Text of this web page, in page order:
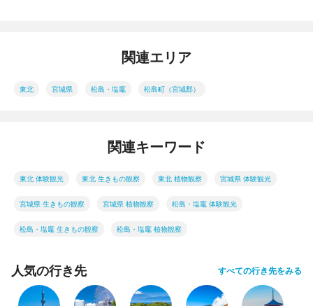
関連エリア
東北 宮城県 松島・塩竈 松島町（宮城郡）
関連キーワード
東北 体験観光 東北 生きもの観察 東北 植物観察 宮城県 体験観光
宮城県 生きもの観察 宮城県 植物観察 松島・塩竈 体験観光
松島・塩竈 生きもの観察 松島・塩竈 植物観察
人気の行き先 すべての行き先をみる